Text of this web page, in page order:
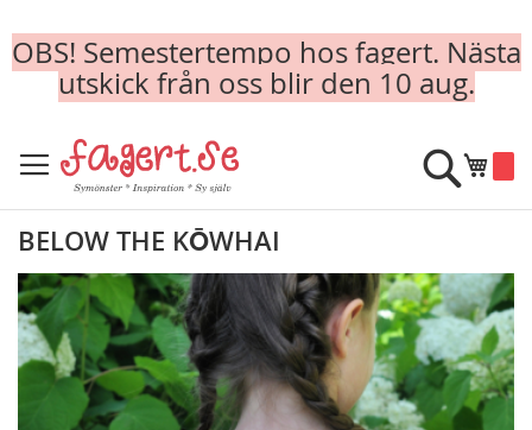
OBS! Semestertempo hos fagert. Nästa
utskick från oss blir den 10 aug.
to
Content
Min
Sök
BELOW THE KŌWHAI